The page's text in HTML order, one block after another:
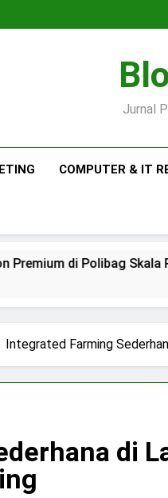
Jurnal
COMPUTER & IT
Skala Rumahan
Integrated Farming
di